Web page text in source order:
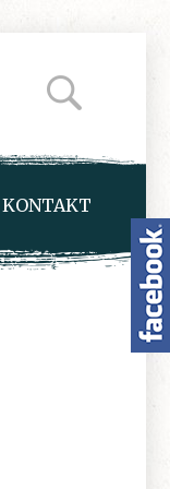
KONTAKT